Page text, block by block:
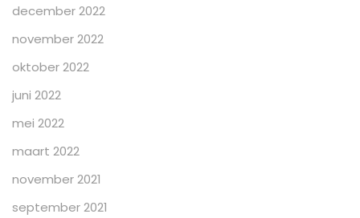
december 2022
november 2022
oktober 2022
juni 2022
mei 2022
maart 2022
november 2021
september 2021